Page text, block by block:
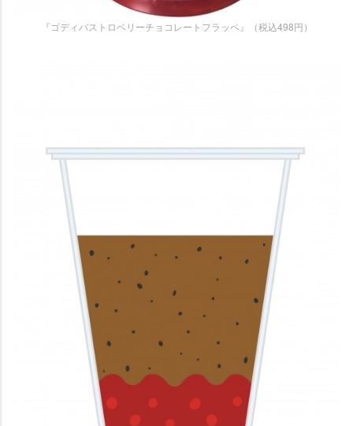
『ゴディバストロベリーチョコレートフラッペ』（税込498円）